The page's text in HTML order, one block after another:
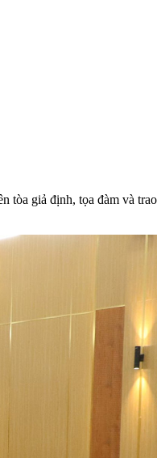
giả định, tọa đàm và